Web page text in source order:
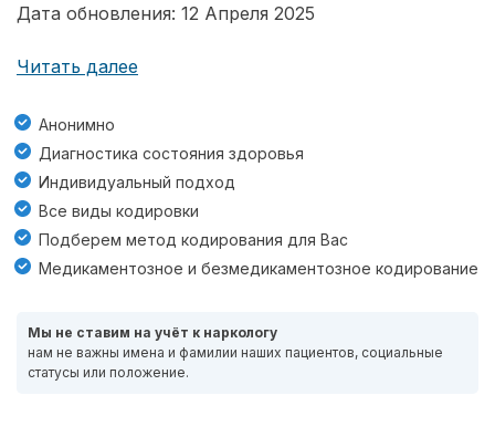
Дата обновления: 12 Апреля 2025
Читать далее
Анонимно
Диагностика состояния здоровья
Индивидуальный подход
Все виды кодировки
Подберем метод кодирования для Вас
Медикаментозное и безмедикаментозное кодирование
Мы не ставим на учёт к наркологу
нам не важны имена и фамилии наших пациентов, социальные
статусы или положение.